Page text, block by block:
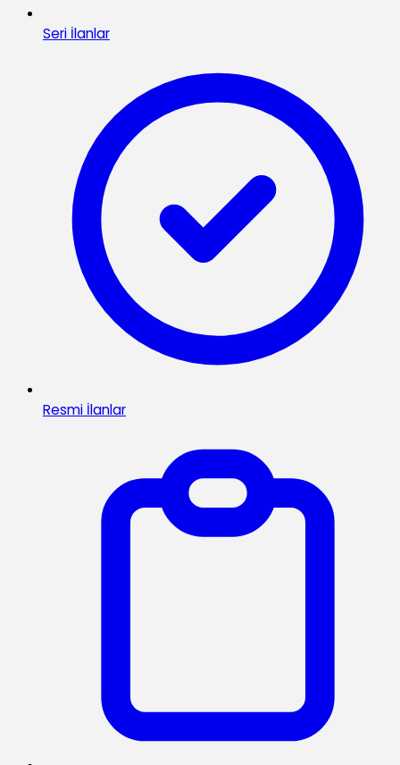
Seri İlanlar
Resmi İlanlar